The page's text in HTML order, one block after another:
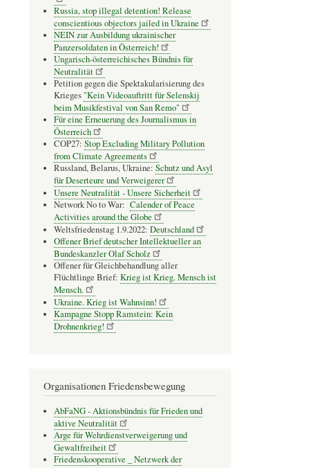
Russia, stop illegal detention! Release
conscientious objectors jailed in Ukraine
NEIN zur Ausbildung ukrainischer
Panzersoldaten in Österreich!
Ungarisch-österreichisches Bündnis für
Neutralität
Petition gegen die Spektakularisierung des
Krieges "Kein Videoauftritt für Selenskij
beim Musikfestival von San Remo"
Für eine Erneuerung des Journalismus in
Österreich
COP27: Stop Excluding Military Pollution
from Climate Agreements
Russland, Belarus, Ukraine: Schutz und Asyl
für Deserteure und Verweigerer
Unsere Neutralität - Unsere Sicherheit
Network No to War: Calender of Peace
Activities around the Globe
Weltsfriedenstag 1.9.2022: Deutschland
Offener Brief deutscher Intellektueller an
Bundeskanzler Olaf Scholz
Offener für Gleichbehandlung aller
Flüchtlinge Brief: Krieg ist Krieg. Mensch ist
Mensch.
Ukraine. Krieg ist Wahnsinn!
Kampagne Stopp Ramstein: Kein
Drohnenkrieg!
Organisationen Friedensbewegung
AbFaNG - Aktionsbündnis für Frieden und
aktive Neutralität
Arge für Wehrdienstverweigerung und
Gewaltfreiheit
Friedenskooperative _ Netzwerk der